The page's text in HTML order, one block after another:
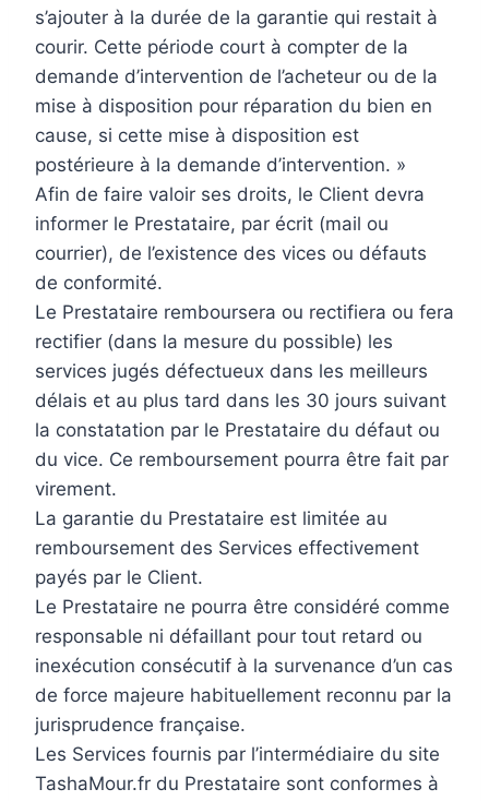
s’ajouter à la durée de la garantie qui restait à
courir. Cette période court à compter de la
demande d’intervention de l’acheteur ou de la
mise à disposition pour réparation du bien en
cause, si cette mise à disposition est
postérieure à la demande d’intervention. »
Afin de faire valoir ses droits, le Client devra
informer le Prestataire, par écrit (mail ou
courrier), de l’existence des vices ou défauts
de conformité.
Le Prestataire remboursera ou rectifiera ou fera
rectifier (dans la mesure du possible) les
services jugés défectueux dans les meilleurs
délais et au plus tard dans les 30 jours suivant
la constatation par le Prestataire du défaut ou
du vice. Ce remboursement pourra être fait par
virement.
La garantie du Prestataire est limitée au
remboursement des Services effectivement
payés par le Client.
Le Prestataire ne pourra être considéré comme
responsable ni défaillant pour tout retard ou
inexécution consécutif à la survenance d’un cas
de force majeure habituellement reconnu par la
jurisprudence française.
Les Services fournis par l’intermédiaire du site
TashaMour.fr du Prestataire sont conformes à